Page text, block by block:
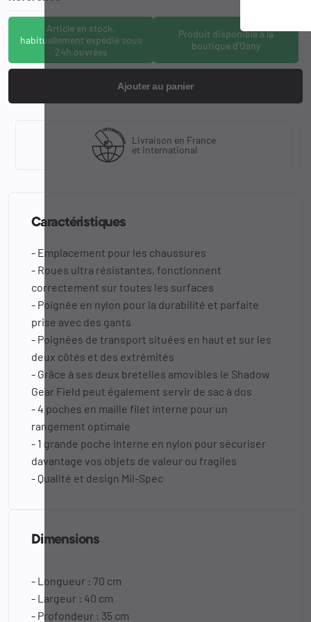
Article en stock,
habituellement expédié sous
24h ouvrées
Produit disponible à la
boutique d'Osny
Ajouter au panier
Livraison en France
et international
Caractéristiques
- Emplacement pour les chaussures
- Roues ultra résistantes, fonctionnent
correctement sur toutes les surfaces
- Poignée en nylon pour la durabilité et parfaite
prise avec des gants
- Poignées de transport situées en haut et sur les
deux côtés et des extrémités
- Grâce à ses deux bretelles amovibles le Shadow
Gear Field peut également servir de sac à dos
- 4 poches en maille filet interne pour un
rangement optimale
- 1 grande poche interne en nylon pour sécuriser
davantage vos objets de valeur ou fragiles
- Qualité et design Mil-Spec
Dimensions
- Longueur : 70 cm
- Largeur : 40 cm
- Profondeur : 35 cm